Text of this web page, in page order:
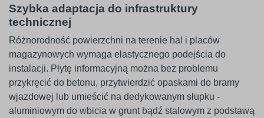
Szybka adaptacja do infrastruktury
technicznej
Różnorodność powierzchni na terenie hal i placów
magazynowych wymaga elastycznego podejścia do
instalacji. Płytę informacyjną można bez problemu
przykręcić do betonu, przytwierdzić opaskami do bramy
wjazdowej lub umieścić na dedykowanym słupku -
aluminiowym do wbicia w grunt bądź stalowym z podstawą